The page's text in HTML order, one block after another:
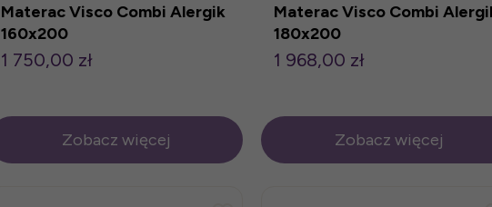
Materac Visco Combi Alergik
160x200
1 750,00 zł
Zobacz więcej
Materac Visco Combi
180x200
1 968,00 zł
Zobacz więcej